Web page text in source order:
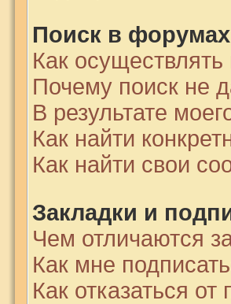
Поиск в форумах
Как
Почему поиск не
В результате
Как найти
Как найти свои
Закладки и
Чем отличаются
Как мне
Как отказаться от